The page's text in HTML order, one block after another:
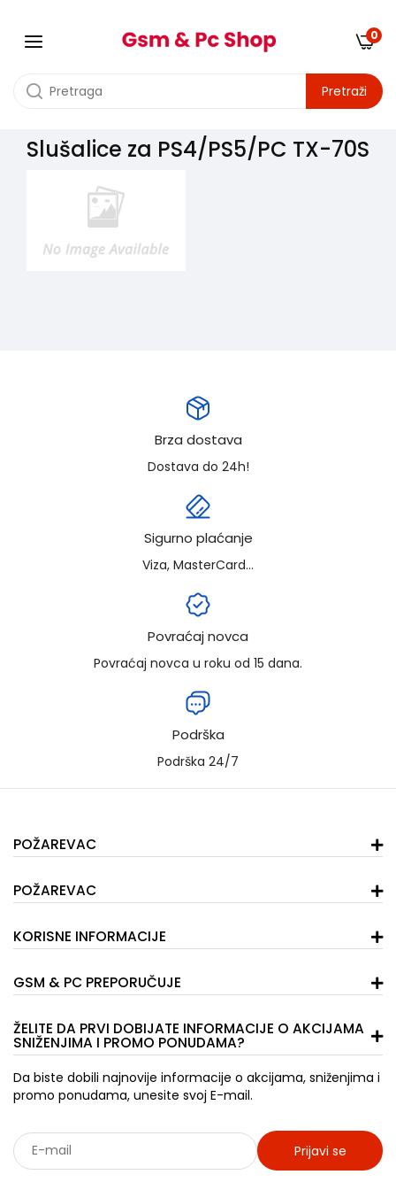
Pretraži
0
Slušalice za PS4/PS5/PC TX-70S
Brza dostava
Dostava do 24h!
Sigurno plaćanje
Viza, MasterCard...
Povraćaj novca
Povraćaj novca u roku od 15 dana.
Podrška
Podrška 24/7
POŽAREVAC
POŽAREVAC
KORISNE INFORMACIJE
GSM & PC PREPORUČUJE
ŽELITE DA PRVI DOBIJATE INFORMACIJE O AKCIJAMA
SNIŽENJIMA I PROMO PONUDAMA?
Da biste dobili najnovije informacije o akcijama, sniženjima i
promo ponudama, unesite svoj E-mail.
Prijavi se